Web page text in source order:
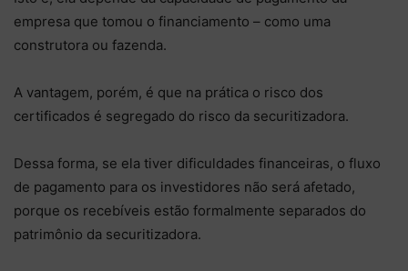
empresa que tomou o financiamento – como uma
construtora ou fazenda.
A vantagem, porém, é que na prática o risco dos
certificados é segregado do risco da securitizadora.
Dessa forma, se ela tiver dificuldades financeiras, o fluxo
de pagamento para os investidores não será afetado,
porque os recebíveis estão formalmente separados do
patrimônio da securitizadora.